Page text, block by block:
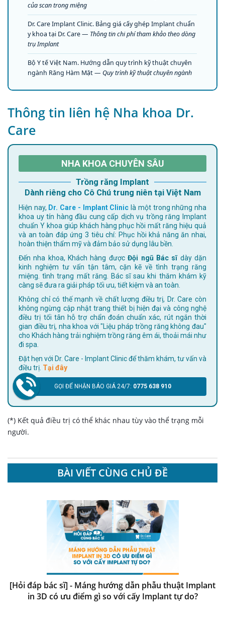
của scan trong miệng
Dr. Care Implant Clinic. Bảng giá cấy ghép Implant chuẩn
y khoa tại Dr. Care — Thông tin chi phí tham khảo theo dòng
trụ Implant
Bộ Y tế Việt Nam. Hướng dẫn quy trình kỹ thuật chuyên
ngành Răng Hàm Mặt — Quy trình kỹ thuật chuyên ngành
Thông tin liên hệ Nha khoa Dr.
Care
NHA KHOA CHUYÊN SÂU
Trồng răng Implant
Dành riêng cho Cô Chú trung niên tại Việt Nam
Hiện nay, Dr. Care - Implant Clinic là một trong những nha
khoa uy tín hàng đầu cung cấp dịch vụ trồng răng Implant
chuẩn Y khoa giúp khách hàng phục hồi mất răng hiệu quả
và an toàn đáp ứng 3 tiêu chí: Phục hồi khả năng ăn nhai,
hoàn thiện thẩm mỹ và đảm bảo sử dụng lâu bền.
Đến nha khoa, Khách hàng đượcĐội ngũ Bác sĩdày dặn
kinh nghiệm tư vấn tận tâm, cặn kẽ về tình trạng răng
miệng. tình trạng mất răng. Bác sĩ sau khi thăm khám kỹ
càng sẽ đưa ra giải pháp tối ưu, tiết kiệm và an toàn.
Không chỉ có thế mạnh về chất lượng điều trị, Dr. Care còn
không ngừng cập nhật trang thiết bị hiện đại và công nghệ
điều trị tối tân hỗ trợ chẩn đoán chuẩn xác, rút ngắn thời
gian điều trị, nha khoa với "Liệu pháp trồng răng không đau"
cho Khách hàng trải nghiệm trồng răng êm ái, thoải mái như
đi spa.
Đặt hẹn với Dr. Care - Implant Clinic để thăm khám, tư vấn và
điều trị. Tại đây
GỌI ĐỂ NHẬN BÁO GIÁ 24/7: 0775 638 910
(*) Kết quả điều trị có thể khác nhau tùy vào thể trạng mỗi
người.
BÀI VIẾT CÙNG CHỦ ĐỀ
[Hỏi đáp bác sĩ] - Máng hướng dẫn phẫu thuật Implant
in 3D có ưu điểm gì so với cấy Implant tự do?